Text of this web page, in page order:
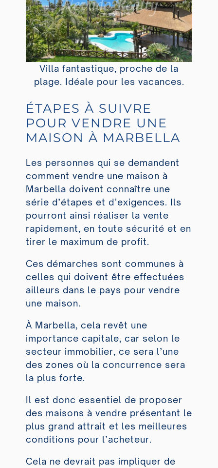
Villa fantastique, proche de la
plage. Idéale pour les vacances.
ÉTAPES À SUIVRE
POUR VENDRE UNE
MAISON À MARBELLA
Les personnes qui se demandent
comment vendre une maison à
Marbella doivent connaître une
série d’étapes et d’exigences. Ils
pourront ainsi réaliser la vente
rapidement, en toute sécurité et en
tirer le maximum de profit.
Ces démarches sont communes à
celles qui doivent être effectuées
ailleurs dans le pays pour vendre
une maison.
À Marbella, cela revêt une
importance capitale, car selon le
secteur immobilier, ce sera l’une
des zones où la concurrence sera
la plus forte.
Il est donc essentiel de proposer
des maisons à vendre présentant le
plus grand attrait et les meilleures
conditions pour l’acheteur.
Cela ne devrait pas impliquer de